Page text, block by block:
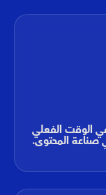
الوقت الفعلي
صناعة المحتوى.